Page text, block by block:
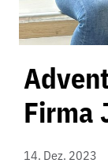
Firma
14. Dez. 2023